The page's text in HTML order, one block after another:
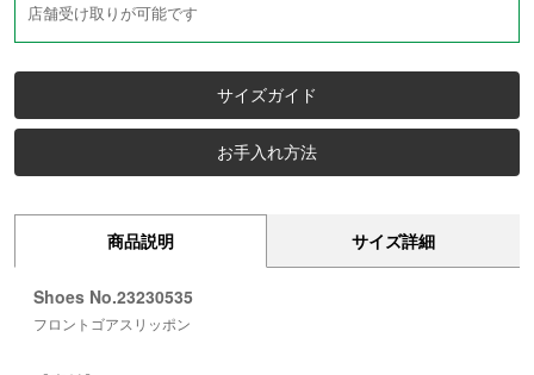
店舗受け取りが可能です
サイズガイド
お手入れ方法
商品説明 サイズ詳細
Shoes No.23230535
フロントゴアスリッポン